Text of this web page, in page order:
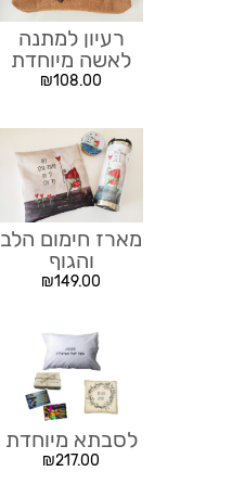
רעיון למתנה
לאשה מיוחדת
₪108.00
מארז חימום הלב
והגוף
₪149.00
לסבתא מיוחדת
₪217.00